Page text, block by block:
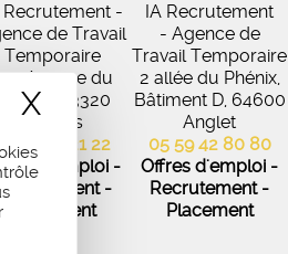
X Masquer le
Recrutement -
de Travail
Temporaire
Avenue du
Médoc, 33320
Eysines
56 45 21 22
d'emploi -
-
Placement
IA Recrutement
- Agence de
Travail Temporaire
2 allée du Phénix,
Bâtiment D, 64600
Anglet
05 59 42 80 80
Offres d'emploi -
Recrutement -
Placement